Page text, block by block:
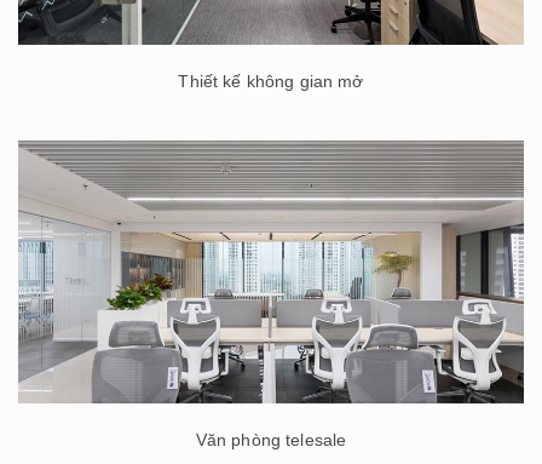
Thiết kế không gian mở
Văn phòng telesale